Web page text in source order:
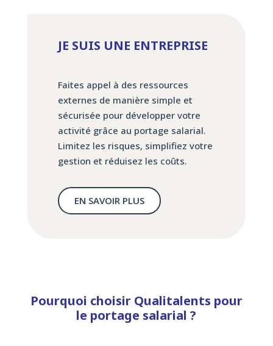
JE SUIS UNE ENTREPRISE
Faites appel à des ressources
externes de manière simple et
sécurisée pour développer votre
activité grâce au portage salarial.
Limitez les risques, simplifiez votre
gestion et réduisez les coûts.
EN SAVOIR PLUS
Pourquoi choisir Qualitalents pour
le portage salarial ?